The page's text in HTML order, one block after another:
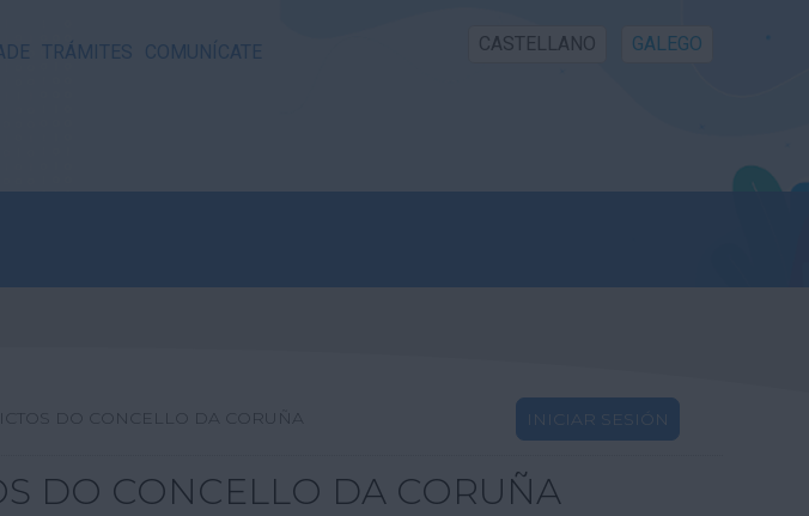
TRÁMITES COMUNÍCATE CASTELLANO GALEGO
DO CONCELLO DA CORUÑA INICIAR SESIÓN
DO CONCELLO DA CORUÑA